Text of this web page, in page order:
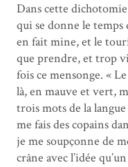
Dans cette
qui se donne le temps
en fait mine, et le
que prendre, et trop
fois ce mensonge. «
là, en mauve et vert,
trois mots de la
me fais des copains
je me soupçonne de
crâne avec l’idée